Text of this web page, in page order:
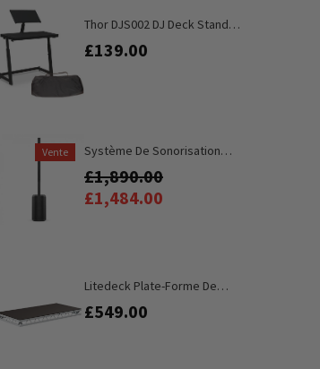
Thor DJS002 DJ Deck Stand
De Travail Pour Ordinateur
£139.00
Vente
Système De Sonorisation
Pro16
£1,890.00
£1,484.00
Litedeck Plate-Forme De
De 8 Pi X 4 Pi
£549.00